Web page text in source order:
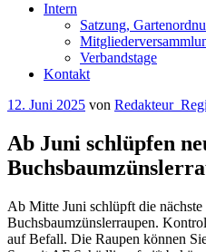
Intern
Satzung,
Verbandstage
Kontakt
Veröffentlicht
12. Juni 2025 von
Ab Juni schlüpfen
Ab Mitte Juni schlüpft die nächste
Buchsbaumzünslerraupen.
auf Befall. Die Raupen können